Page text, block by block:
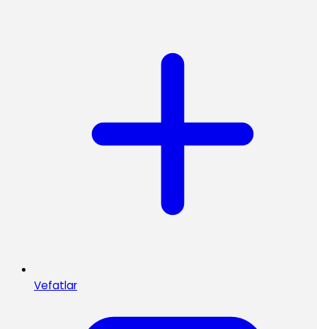
Vefatlar